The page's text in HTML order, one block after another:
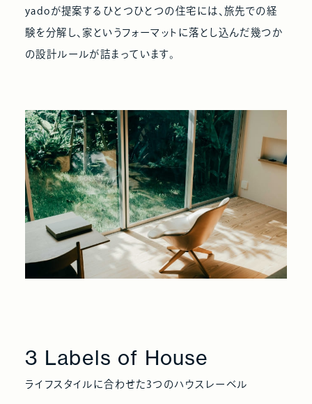
yadoが提案するひとつひとつの住宅には、旅先での経
験を分解し、家というフォーマットに落とし込んだ幾つか
の設計ルールが詰まっています。
3 Labels of House
ライフスタイルに合わせた3つのハウスレーベル